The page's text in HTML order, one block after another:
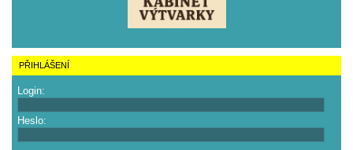
PŘIHLÁŠENÍ
Login:
Heslo: